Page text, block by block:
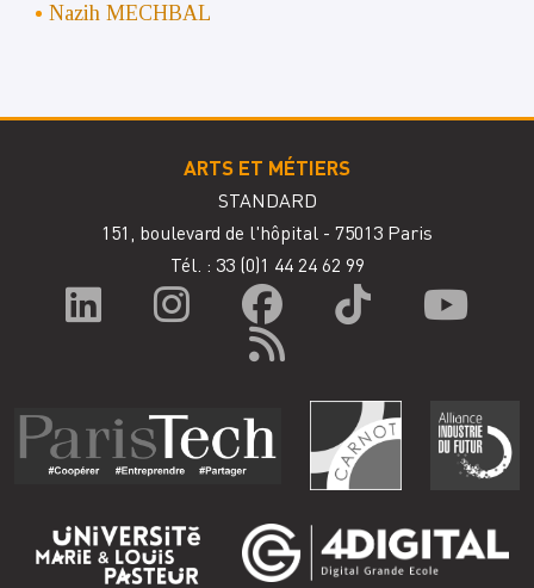
Nazih MECHBAL
ARTS ET MÉTIERS
STANDARD
151, boulevard de l'hôpital - 75013 Paris
Tél. : 33 (0)1 44 24 62 99